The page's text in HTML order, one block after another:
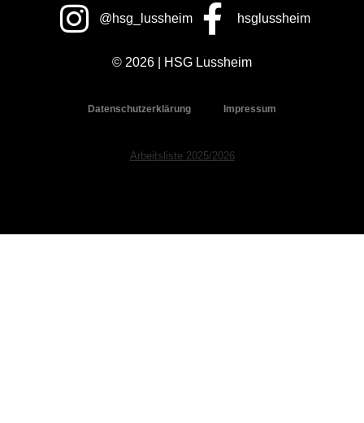
@hsg_lussheim hsglussheim
© 2026 | HSG Lussheim
Datenschutzerklärung Impressum
Arbeitsliste 2025/2026